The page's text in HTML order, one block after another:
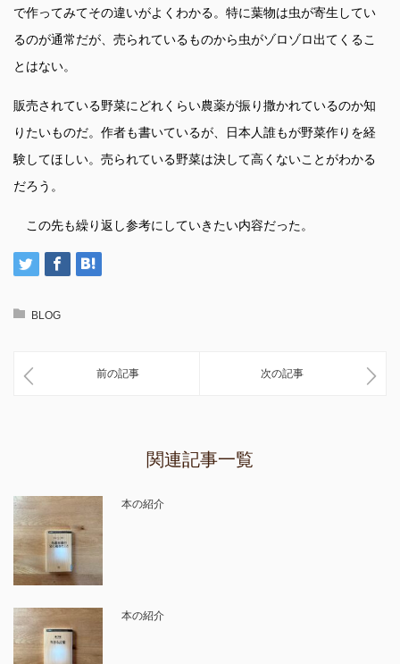
で作ってみてその違いがよくわかる。特に葉物は虫が寄生してい
るのが通常だが、売られているものから虫がゾロゾロ出てくるこ
とはない。
販売されている野菜にどれくらい農薬が振り撒かれているのか知
りたいものだ。作者も書いているが、日本人誰もが野菜作りを経
験してほしい。売られている野菜は決して高くないことがわかる
だろう。
この先も繰り返し参考にしていきたい内容だった。
BLOG
前の記事 次の記事
関連記事一覧
本の紹介
本の紹介